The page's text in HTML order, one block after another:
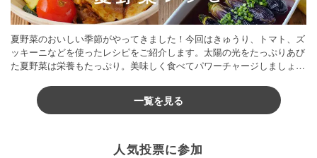
夏野菜のおいしい季節がやってきました！今回はきゅうり、トマト、ズ
ッキーニなどを使ったレシピをご紹介します。太陽の光をたっぷりあび
た夏野菜は栄養もたっぷり。美味しく食べてパワーチャージしましょう
一覧を見る
人気投票に参加